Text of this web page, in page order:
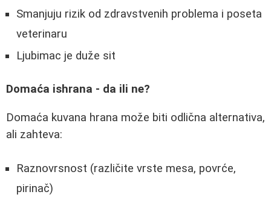
Smanjuju rizik od zdravstvenih problema i poseta
veterinaru
Ljubimac je duže sit
Domaća ishrana - da ili ne?
Domaća kuvana hrana može biti odlična alternativa,
ali zahteva:
Raznovrsnost (različite vrste mesa, povrće,
pirinač)